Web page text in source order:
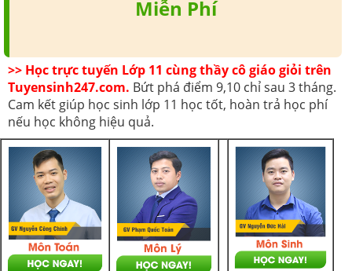
Miễn Phí
>> Học trực tuyến Lớp 11 cùng thầy cô giáo giỏi trên
Tuyensinh247.com. Bứt phá điểm 9,10 chỉ sau 3 tháng.
Cam kết giúp học sinh lớp 11 học tốt, hoàn trả học phí
nếu học không hiệu quả.